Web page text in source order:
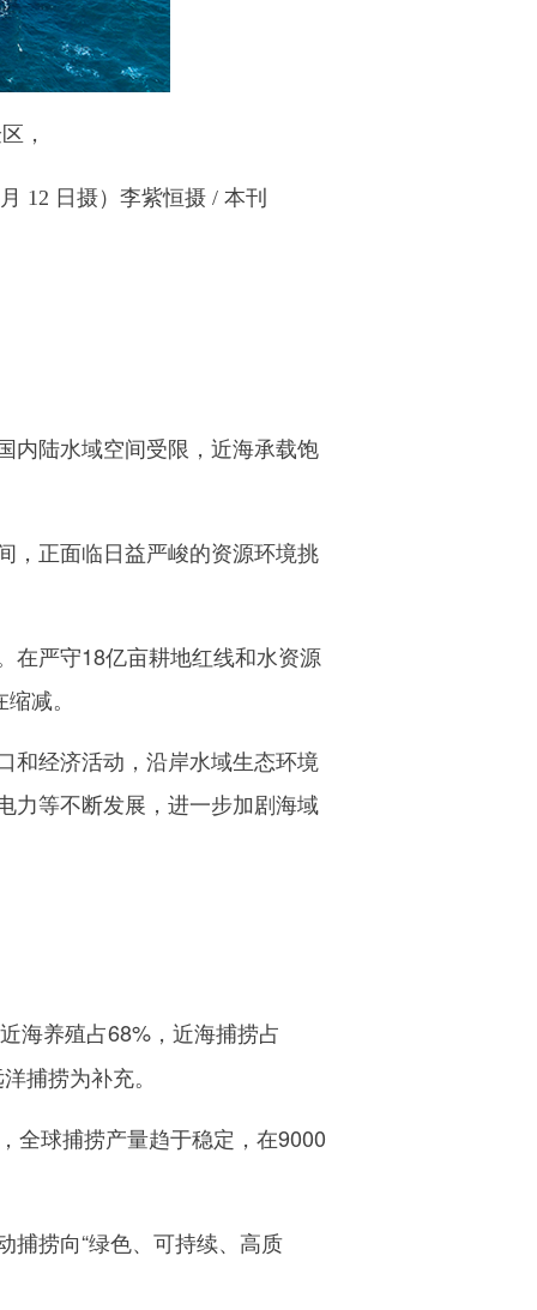
，
12 日摄）李紫恒摄 / 本刊
陆水域空间受限，近海承载饱
正面临日益严峻的资源环境挑
严守18亿亩耕地红线和水资源
减。
经济活动，沿岸水域生态环境
力等不断发展，进一步加剧海域
海养殖占68%，近海捕捞占
捕捞为补充。
球捕捞产量趋于稳定，在9000
捞向“绿色、可持续、高质